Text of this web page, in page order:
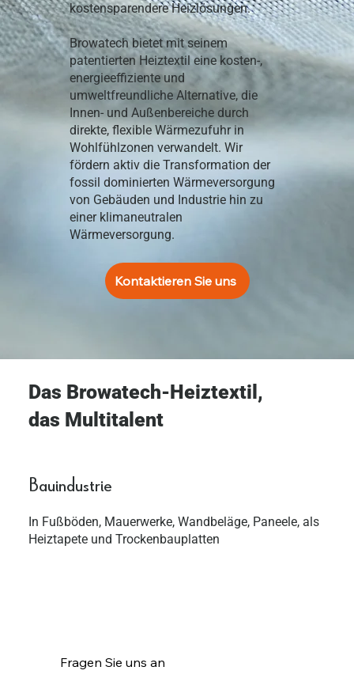
kostensparendere Heizlösungen.
Browatech bietet mit seinem
patentierten Heiztextil eine kosten-,
energieeffiziente und
umweltfreundliche Alternative, die
Innen- und Außenbereiche durch
direkte, flexible Wärmezufuhr in
Wohlfühlzonen verwandelt. Wir
fördern aktiv die Transformation der
fossil dominierten Wärmeversorgung
von Gebäuden und Industrie hin zu
einer klimaneutralen
Wärmeversorgung.
Kontaktieren Sie uns
Das Browatech-Heiztextil,
das Multitalent
In Fußböden, Mauerwerke, Wandbeläge, Paneele, als
Heiztapete und Trockenbauplatten
Bauindustrie
Fragen Sie uns an